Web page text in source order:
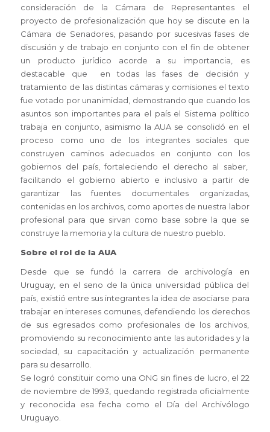
consideración de la Cámara de Representantes el
proyecto de profesionalización que hoy se discute en la
Cámara de Senadores, pasando por sucesivas fases de
discusión y de trabajo en conjunto con el fin de obtener
un producto jurídico acorde a su importancia, es
destacable que en todas las fases de decisión y
tratamiento de las distintas cámaras y comisiones el texto
fue votado por unanimidad, demostrando que cuando los
asuntos son importantes para el país el Sistema político
trabaja en conjunto, asimismo la AUA se consolidó en el
proceso como uno de los integrantes sociales que
construyen caminos adecuados en conjunto con los
gobiernos del país, fortaleciendo el derecho al saber,
facilitando el gobierno abierto e inclusivo a partir de
garantizar las fuentes documentales organizadas,
contenidas en los archivos, como aportes de nuestra labor
profesional para que sirvan como base sobre la que se
construye la memoria y la cultura de nuestro pueblo.
Sobre el rol de la AUA
Desde que se fundó la carrera de archivología en
Uruguay, en el seno de la única universidad pública del
país, existió entre sus integrantes la idea de asociarse para
trabajar en intereses comunes, defendiendo los derechos
de sus egresados como profesionales de los archivos,
promoviendo su reconocimiento ante las autoridades y la
sociedad, su capacitación y actualización permanente
para su desarrollo.
Se logró constituir como una ONG sin fines de lucro, el 22
de noviembre de 1993, quedando registrada oficialmente
y reconocida esa fecha como el Día del Archivólogo
Uruguayo.